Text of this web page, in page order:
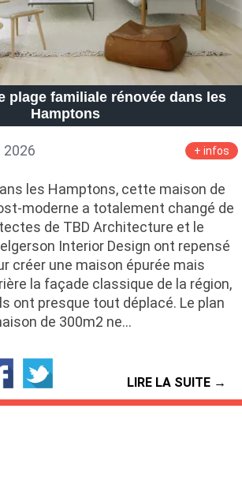
plage familiale rénovée dans les
Hamptons
2026 + infos
les Hamptons, cette maison de
moderne a totalement changé de
de TBD Architecture et le
Interior Design ont repensé
créer une maison épurée mais
la façade classique de la région,
ont presque tout déplacé. Le plan
de 300m2 ne…
LIRE LA SUITE →